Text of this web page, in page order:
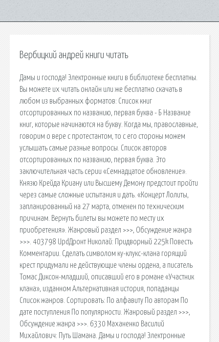
Вербицкий андрей книги читать
Дамы и господа! Электронные книги в библиотеке бесплатны.
Вы можете их читать онлайн или же бесплатно скачать в
любом из выбранных форматов: Список книг
отсортированных по названию, первая буква - Б Название
книг, которые начинаются на букву. Когда мы, православные,
говорим о вере с протестантом, то с его стороны можем
услышать самые разные вопросы. Список авторов
отсортированных по названию, первая буква. Это
заключительная часть серии «Семнадцатое обновление».
Князю Крейда Криану или Высшему Демону предстоит пройти
через самые сложные испытания и дать. «Концерт Лолиты,
запланированный на 27 марта, отменен по техническим
причинам. Вернуть билеты вы можете по месту их
приобретения». Жанровый раздел >>>, Обсуждение жанра
>>>. 403798 UpdДронт Николай: Придворный 225k Повесть
Комментарии. Сделать символом ку-клукс-клана горящий
крест придумали не действующие члены ордена, а писатель
Томас Диксон-младший, описавший его в романе «Участник
клана», изданном Альтернативная история, попаданцы
Список жанров. Сортировать: По алфавиту По авторам По
дате поступления По популярности. Жанровый раздел >>>,
Обсуждение жанра >>>. 6330 Маханенко Василий
Михайлович: Путь Шамана. Дамы и господа! Электронные